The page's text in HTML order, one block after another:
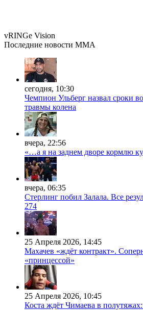
vRINGe Vision
Последние новости MMA
сегодня, 10:30
Чемпион Ульберг назвал сроки
травмы колена
вчера, 22:56
«…а я на заднем дворе кормлю
вчера, 06:35
Стерлинг побил Залала. Все
274
25 Апреля 2026, 14:45
Махачев «ждёт контракт».
«принцессой»
25 Апреля 2026, 10:45
Коста ждёт Чимаева в